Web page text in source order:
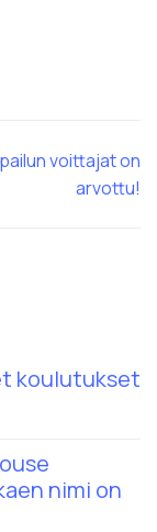
voittajat on
arvottu!
koulutukset
nimi on